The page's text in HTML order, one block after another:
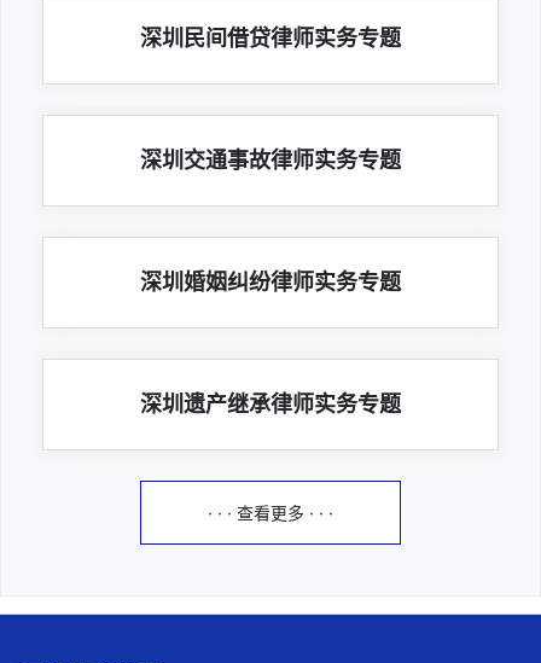
深圳民间借贷律师实务专题
深圳交通事故律师实务专题
深圳婚姻纠纷律师实务专题
深圳遗产继承律师实务专题
· · · 查看更多 · · ·